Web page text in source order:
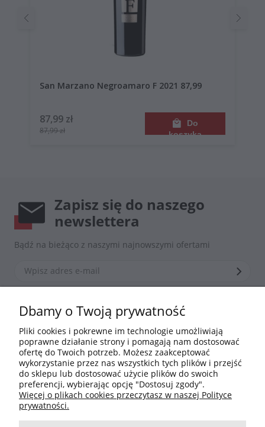
San Marzano Negroamaro F 2021 87,99
87,99 zł
87,99 zł
Do
koszyka
Zapisz się do naszego
newslettera
Bądź na bieżąco z naszymi najnowszymi ofertami
*Zapisując się zgadzasz się z nasząpolityką prywatności
Informacje
Moje konto
Płatności i dostawa
Dbamy o Twoją prywatność
Pliki cookies i pokrewne im technologie umożliwiają
poprawne działanie strony i pomagają nam dostosować
ofertę do Twoich potrzeb. Możesz zaakceptować
wykorzystanie przez nas wszystkich tych plików i przejść
do sklepu lub dostosować użycie plików do swoich
preferencji, wybierając opcję "Dostosuj zgody".
Więcej o plikach cookies przeczytasz w naszej Polityce
prywatności.